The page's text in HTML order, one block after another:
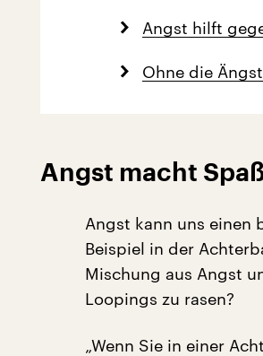
Angst hilft
Ohne die
Angst macht
Angst kann uns einen
Beispiel in der
Mischung aus Angst
Loopings zu rasen?
„Wenn Sie in einer